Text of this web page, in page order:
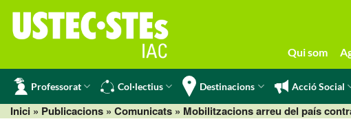
content
Qui som
Professorat Col·lectius Destinacions Acció Social
Inici » Publicacions » Comunicats » Mobilitzacions arreu del país